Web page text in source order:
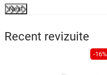
Next
Recent revizuite
-16%